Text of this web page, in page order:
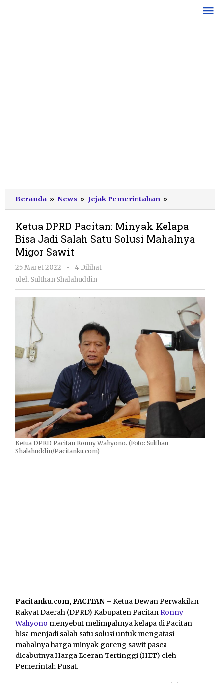
konten
Beranda » News » Jejak Pemerintahan »
DPRD
Minyak
Kelapa
Solusi
Mahalnya
Migor
Sawit
Ketua DPRD Pacitan: Minyak Kelapa
Bisa Jadi Salah Satu Solusi Mahalnya
Migor Sawit
25 Maret 2022
oleh
Sulthan
-
4 Dilihat
oleh Sulthan Shalahuddin
Ketua DPRD Pacitan Ronny Wahyono. (Foto: Sulthan
Shalahuddin/Pacitanku.com)
Pacitanku.com, PACITAN – Ketua Dewan Perwakilan
Rakyat Daerah (DPRD) Kabupaten Pacitan Ronny
Wahyono menyebut melimpahnya kelapa di Pacitan
bisa menjadi salah satu solusi untuk mengatasi
mahalnya harga minyak goreng sawit pasca
dicabutnya Harga Eceran Tertinggi (HET) oleh
Pemerintah Pusat.